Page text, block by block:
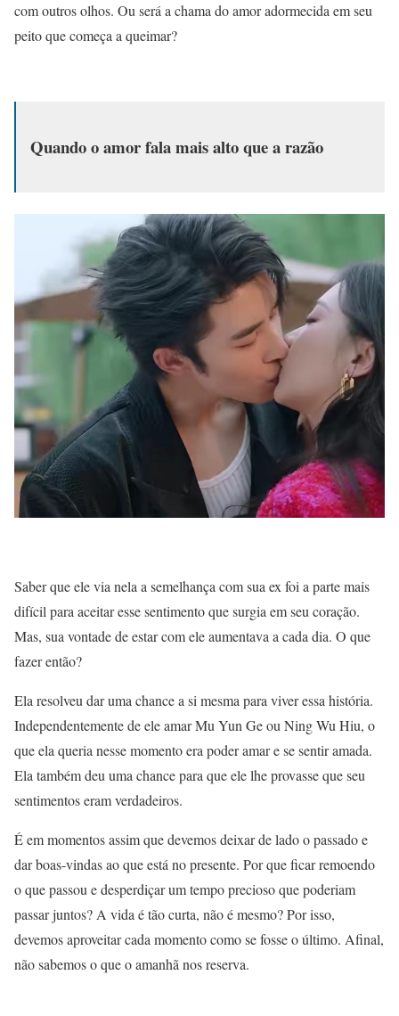
com outros olhos. Ou será a chama do amor adormecida em seu
peito que começa a queimar?
Quando o amor fala mais alto que a razão
Saber que ele via nela a semelhança com sua ex foi a parte mais
difícil para aceitar esse sentimento que surgia em seu coração.
Mas, sua vontade de estar com ele aumentava a cada dia. O que
fazer então?
Ela resolveu dar uma chance a si mesma para viver essa história.
Independentemente de ele amar Mu Yun Ge ou Ning Wu Hiu, o
que ela queria nesse momento era poder amar e se sentir amada.
Ela também deu uma chance para que ele lhe provasse que seu
sentimentos eram verdadeiros.
É em momentos assim que devemos deixar de lado o passado e
dar boas-vindas ao que está no presente. Por que ficar remoendo
o que passou e desperdiçar um tempo precioso que poderiam
passar juntos? A vida é tão curta, não é mesmo? Por isso,
devemos aproveitar cada momento como se fosse o último. Afinal,
não sabemos o que o amanhã nos reserva.